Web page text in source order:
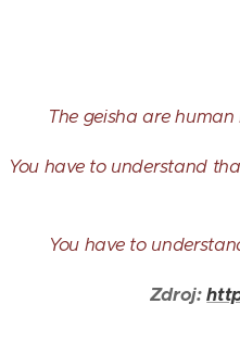
The geisha are
You have to understand
You have to
Zdroj: